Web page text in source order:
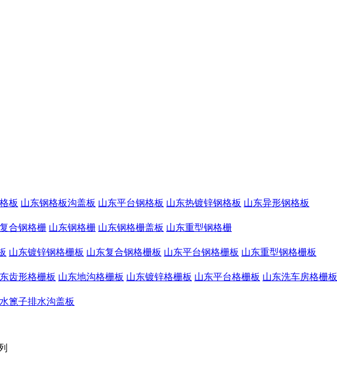
板 山东钢格板沟盖板 山东平台钢格板 山东热镀锌钢格板 山东异形钢格板
合钢格栅 山东钢格栅 山东钢格栅盖板 山东重型钢格栅
山东镀锌钢格栅板 山东复合钢格栅板 山东平台钢格栅板 山东重型钢格栅板
齿形格栅板 山东地沟格栅板 山东镀锌格栅板 山东平台格栅板 山东洗车房格栅板
篦子排水沟盖板